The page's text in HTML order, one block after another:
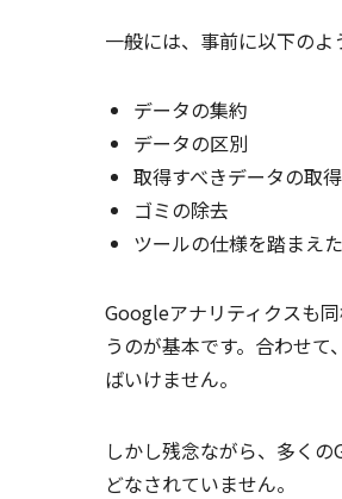
一般には、事前に以下のよ
データの集約
データの区別
取得すべきデータの取得
ゴミの除去
ツールの仕様を踏まえ
Googleアナリティクスも
うのが基本です。合わせ
ばいけません。
しかし残念ながら、多く
どなされていません。